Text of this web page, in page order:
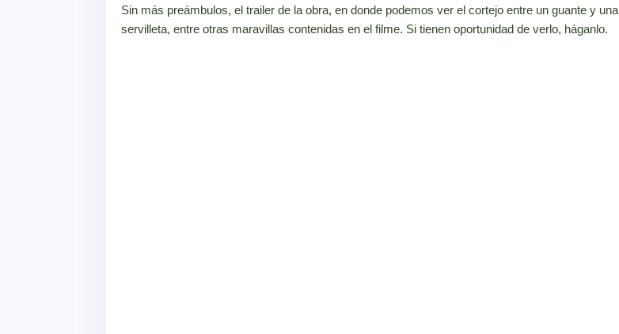
Sin más preámbulos, el trailer de la obra, en donde podemos ver el cortejo entre un guante y una
servilleta, entre otras maravillas contenidas en el filme. Si tienen oportunidad de verlo, háganlo.